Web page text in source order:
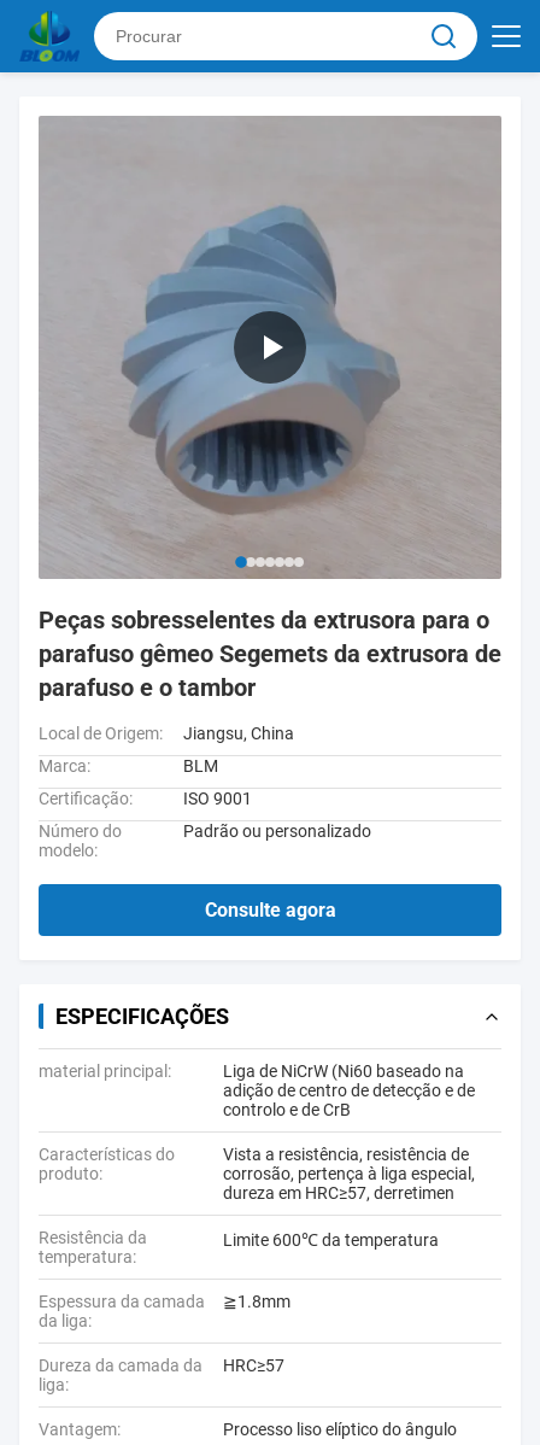
Peças sobresselentes da extrusora para o
parafuso gêmeo Segemets da extrusora de
parafuso e o tambor
Local de Origem:
Jiangsu, China
Marca:
BLM
Certificação:
ISO 9001
Número do
modelo:
Padrão ou personalizado
Consulte agora
ESPECIFICAÇÕES
material principal:
Liga de NiCrW (Ni60 baseado na
adição de centro de detecção e de
controlo e de CrB
Características do
produto:
Vista a resistência, resistência de
corrosão, pertença à liga especial,
dureza em HRC≥57, derretimen
Resistência da
temperatura:
Limite 600℃ da temperatura
Espessura da camada
da liga:
≧1.8mm
Dureza da camada da
liga:
HRC≥57
Vantagem: Processo liso elíptico do ângulo